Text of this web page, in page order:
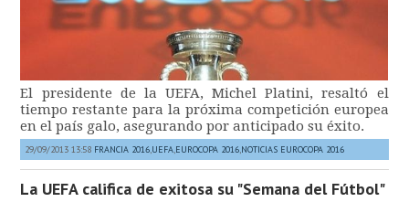
El presidente de la UEFA, Michel Platini, resaltó el
tiempo restante para la próxima competición europea
en el país galo, asegurando por anticipado su éxito.
29/09/2013 13:58 FRANCIA 2016 UEFA EUROCOPA 2016 NOTICIAS EUROCOPA 2016
La UEFA califica de exitosa su "Semana del Fútbol"